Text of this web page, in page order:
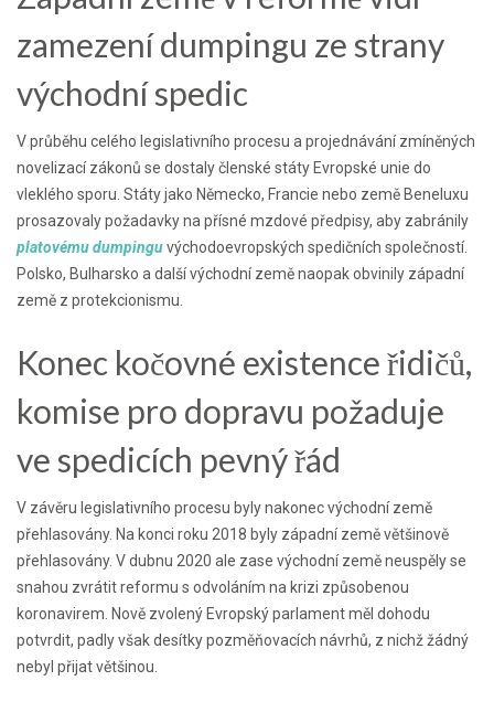
zamezení dumpingu ze strany
východní spedic
V průběhu celého legislativního procesu a projednávání zmíněných
novelizací zákonů se dostaly členské státy Evropské unie do
vleklého sporu. Státy jako Německo, Francie nebo země Beneluxu
prosazovaly požadavky na přísné mzdové předpisy, aby zabránily
platovému dumpinguvýchodoevropských spedičních společností.
Polsko, Bulharsko a další východní země naopak obvinily západní
země z protekcionismu.
Konec kočovné existence řidičů,
komise pro dopravu požaduje
ve spedicích pevný řád
V závěru legislativního procesu byly nakonec východní země
přehlasovány. Na konci roku 2018 byly západní země většinově
přehlasovány. V dubnu 2020 ale zase východní země neuspěly se
snahou zvrátit reformu s odvoláním na krizi způsobenou
koronavirem. Nově zvolený Evropský parlament měl dohodu
potvrdit, padly však desítky pozměňovacích návrhů, z nichž žádný
nebyl přijat většinou.